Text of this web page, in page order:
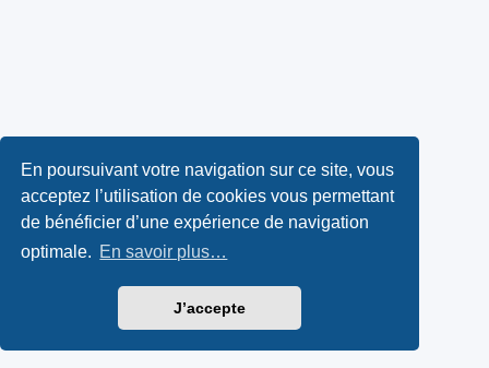
En poursuivant votre navigation sur ce site, vous
acceptez l’utilisation de cookies vous permettant
de bénéficier d’une expérience de navigation
optimale. En savoir plus…
J’accepte